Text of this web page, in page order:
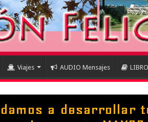
Viajes AUDIO Mensajes